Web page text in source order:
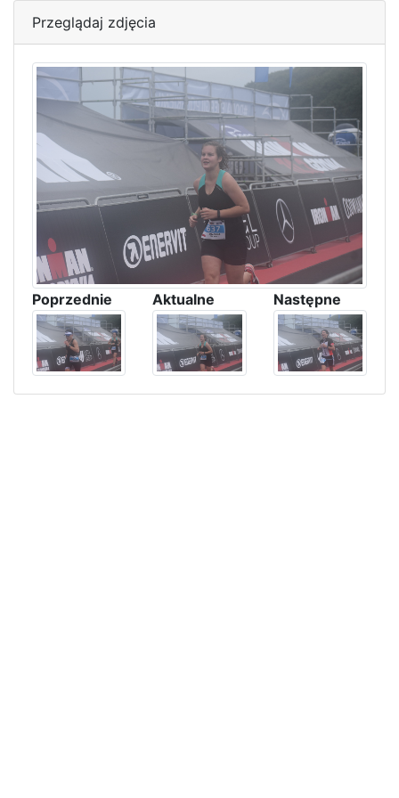
Przeglądaj zdjęcia
Poprzednie Aktualne Następne